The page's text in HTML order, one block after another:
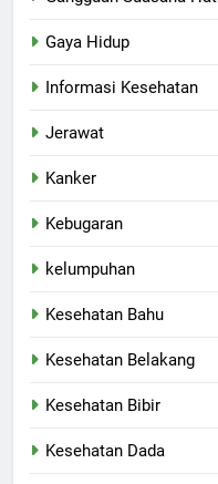
Gaya Hidup
Informasi Kesehatan
Jerawat
Kanker
Kebugaran
kelumpuhan
Kesehatan Bahu
Kesehatan Belakang
Kesehatan Bibir
Kesehatan Dada